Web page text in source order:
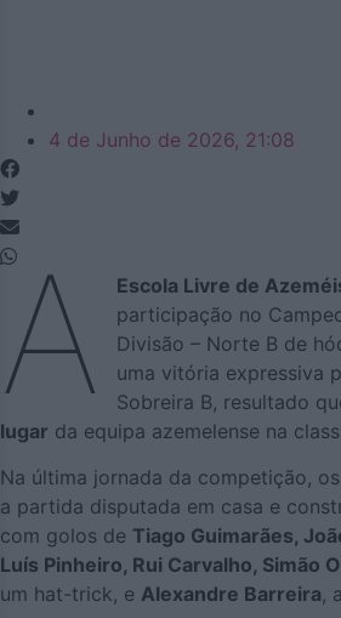
4 de Junho de 2026, 21:08
A Escola Livre de
participação no
Divisão – Norte B de
uma vitória expressiva
Sobreira B, resultado
lugar da equipa azemelense na
Na última jornada da competição,
a partida disputada em casa e
com golos de Tiago Guimarães,
Luís Pinheiro, Rui Carvalho, Simão
um hat-trick, e Alexandre Barreira,